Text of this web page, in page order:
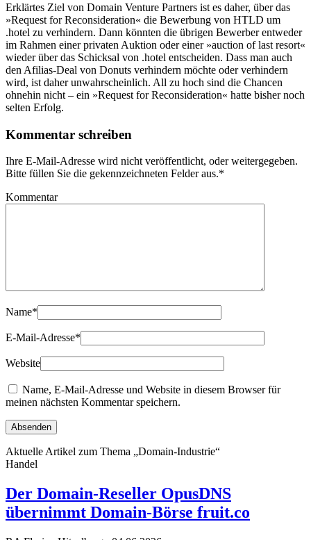
Erklärtes Ziel von Domain Venture Partners ist es daher, über das
»Request for Reconsideration« die Bewerbung von HTLD um
.hotel zu verhindern. Dann könnten die übrigen Bewerber entweder
im Rahmen einer privaten Auktion oder einer »auction of last resort«
wieder über das Schicksal von .hotel entscheiden. Dass man auch
den Afilias-Deal von Donuts verhindern möchte oder verhindern
wird, ist daher unwahrscheinlich. All zu hoch sind die Chancen
ohnehin nicht – ein »Request for Reconsideration« hatte bisher noch
selten Erfolg.
Kommentar schreiben
Ihre E-Mail-Adresse wird nicht veröffentlicht, oder weitergegeben.
Bitte füllen Sie die gekennzeichneten Felder aus.*
Kommentar
Name*
E-Mail-Adresse*
Website
Name, E-Mail-Adresse und Website in diesem Browser für
meinen nächsten Kommentar speichern.
Aktuelle Artikel zum Thema „Domain-Industrie“
Handel
Der Domain-Reseller OpusDNS
übernimmt Domain-Börse fruit.co